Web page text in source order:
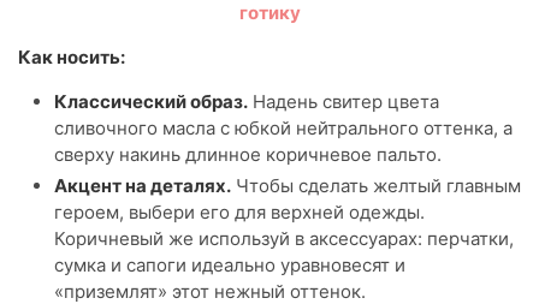
готику
Как носить:
Классический образ. Надень свитер цвета
сливочного масла с юбкой нейтрального оттенка, а
сверху накинь длинное коричневое пальто.
Акцент на деталях. Чтобы сделать желтый главным
героем, выбери его для верхней одежды.
Коричневый же используй в аксессуарах: перчатки,
сумка и сапоги идеально уравновесят и
«приземлят» этот нежный оттенок.